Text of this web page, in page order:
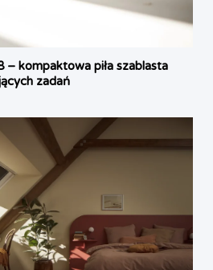
– kompaktowa piła szablasta
zadań